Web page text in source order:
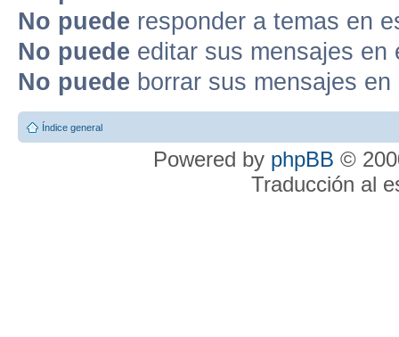
No puede responder a temas en
No puede editar sus mensajes en
No puede borrar sus mensajes
Índice general
Powered by phpBB ©
Traducción al